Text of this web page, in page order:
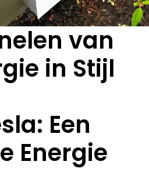
van
in Stijl
Een
Energie